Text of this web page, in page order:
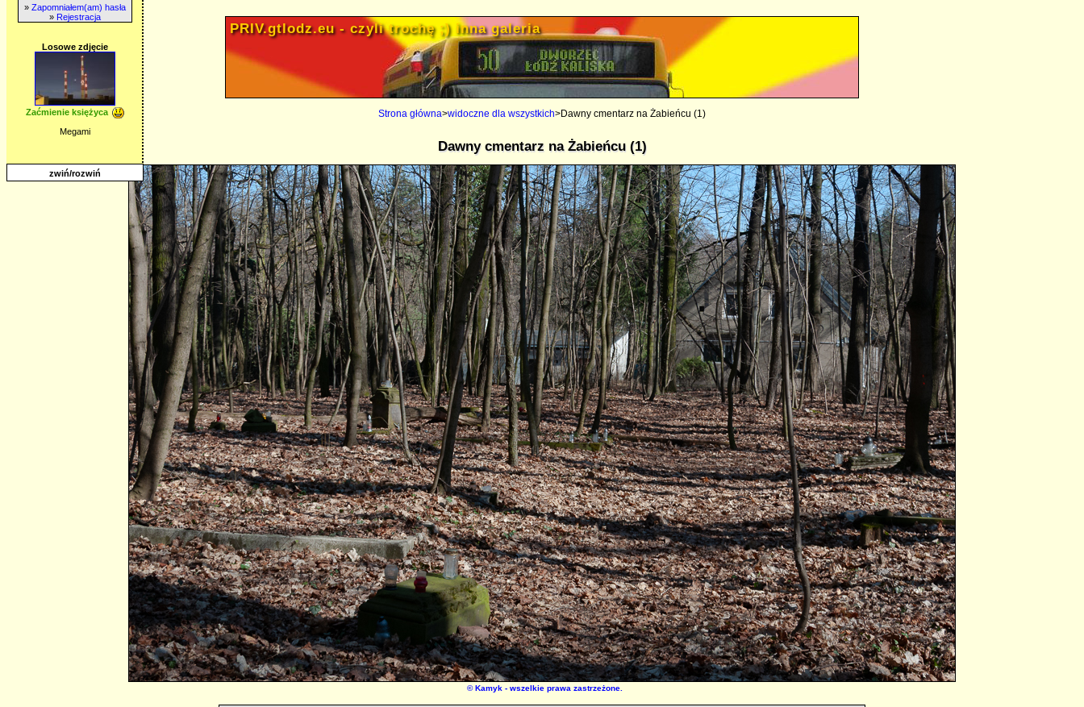
» Zapomniałem(am) hasła
» Rejestracja
Losowe zdjęcie
Zaćmienie księżyca
Megami
zwiń/rozwiń
PRIV.gtlodz.eu - czyli trochę ;) inna galeria
Strona główna>widoczne dla wszystkich>Dawny cmentarz na Żabieńcu (1)
Dawny cmentarz na Żabieńcu (1)
©Kamyk- wszelkie prawa zastrzeżone.